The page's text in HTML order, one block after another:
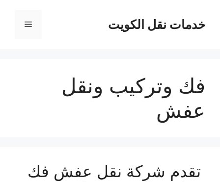
المحتوىخدمات نقل الكويت القائمة
فك وتركيب ونقل
عفش
تقدم شركة نقل عفش فك